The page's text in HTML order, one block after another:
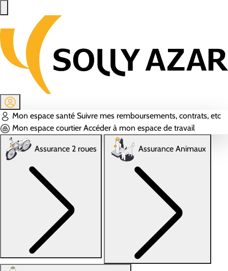
Mon espace santé Suivre mes remboursements, contrats, etc
Mon espace courtier Accéder à mon espace de travail
Assurance 2 roues Assurance Animaux